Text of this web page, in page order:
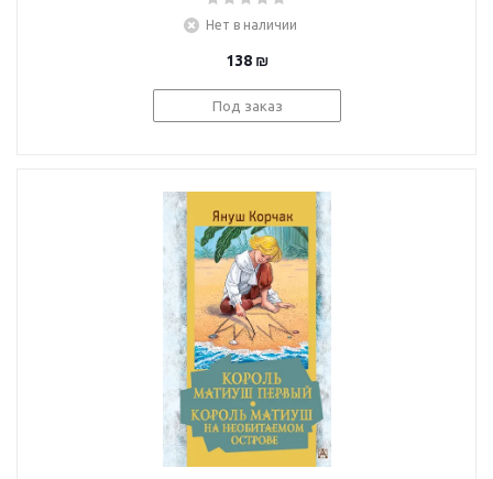
Нет в наличии
138 ₪
Под заказ